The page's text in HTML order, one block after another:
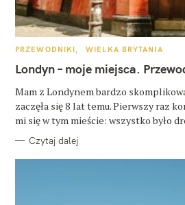
K
T
E
O
R
I
PRZEWODNIKI WIELKA BRYTANIA
Londyn – moje miejsca.
Mam z Londynem bardzo
zaczęła się 8 lat temu. Pierwszy raz
mi się w tym mieście: wszystko było
Czytaj dalej